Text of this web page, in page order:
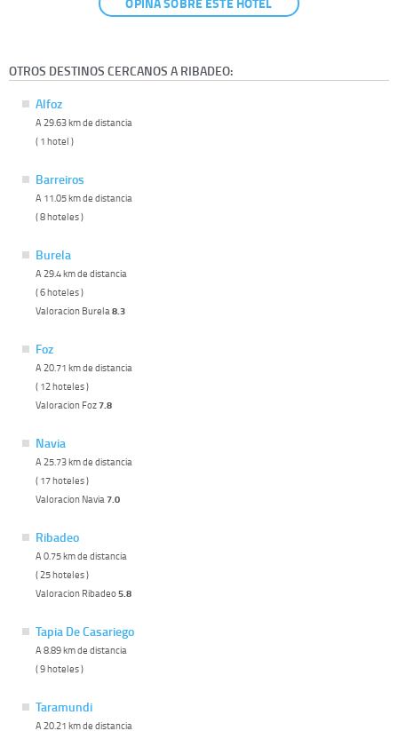
OTROS DESTINOS CERCANOS A RIBADEO:
Alfoz
A 29.63 km de distancia
( 1 hotel )
Barreiros
A 11.05 km de distancia
( 8 hoteles )
Burela
A 29.4 km de distancia
( 6 hoteles )
Valoracion Burela8.3
Foz
A 20.71 km de distancia
( 12 hoteles )
Valoracion Foz7.8
Navia
A 25.73 km de distancia
( 17 hoteles )
Valoracion Navia7.0
Ribadeo
A 0.75 km de distancia
( 25 hoteles )
Valoracion Ribadeo5.8
Tapia De Casariego
A 8.89 km de distancia
( 9 hoteles )
Taramundi
A 20.21 km de distancia